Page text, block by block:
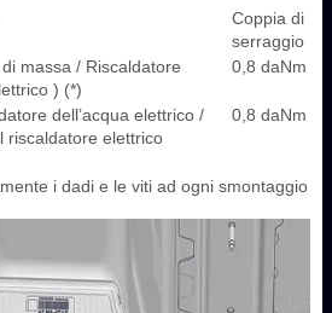
Coppia di
serraggio
massa / Riscaldatore
) (*)
0,8 daNm
dell’acqua elettrico /
riscaldatore elettrico
0,8 daNm
i dadi e le viti ad ogni smontaggio